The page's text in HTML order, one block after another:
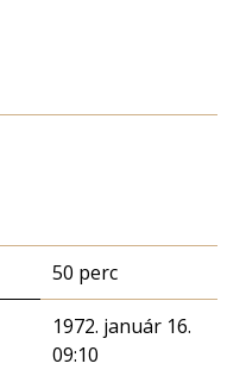
50 perc
1972. január 16.
09:10